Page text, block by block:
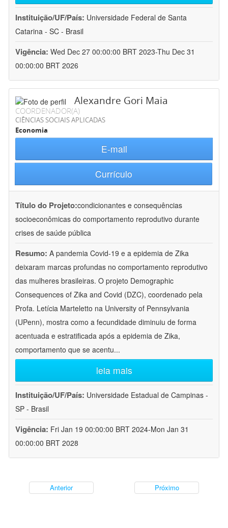
Instituição/UF/País: Universidade Federal de Santa
Catarina - SC - Brasil
Vigência: Wed Dec 27 00:00:00 BRT 2023-Thu Dec 31
00:00:00 BRT 2026
Alexandre Gori Maia
COORDENADOR(A)
CIÊNCIAS SOCIAIS APLICADAS
Economia
E-mail
Currículo
Título do Projeto:condicionantes e consequências
socioeconômicas do comportamento reprodutivo durante
crises de saúde pública
Resumo: A pandemia Covid-19 e a epidemia de Zika
deixaram marcas profundas no comportamento reprodutivo
das mulheres brasileiras. O projeto Demographic
Consequences of Zika and Covid (DZC), coordenado pela
Profa. Letícia Marteletto na University of Pennsylvania
(UPenn), mostra como a fecundidade diminuiu de forma
acentuada e estratificada após a epidemia de Zika,
comportamento que se acentu...
leia mais
Instituição/UF/País: Universidade Estadual de Campinas -
SP - Brasil
Vigência: Fri Jan 19 00:00:00 BRT 2024-Mon Jan 31
00:00:00 BRT 2028
Anterior Próximo